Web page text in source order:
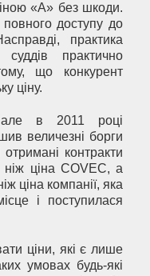
«А» без шкоди.
доступу до
практика
практично
що конкурент
ціну.
але в 2011 році
величезні борги
контракти
ціна COVEC, а
ціна компанії, яка
і поступилася
ціни, які є лише
умовах будь-які